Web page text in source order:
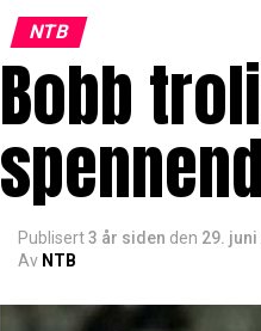
NTB
Bobb
Publisert3 år siden den 29. juni
Av NTB